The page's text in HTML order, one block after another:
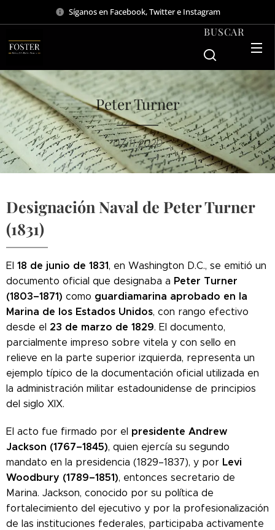
Síganos en Facebook, Twitter e Instagram
BUSCAR
Peter Turner
07.11.2020
Designación Naval de Peter Turner
(1831)
El 18 de junio de 1831, en Washington D.C., se emitió un
documento oficial que designaba a Peter Turner
(1803–1871) como guardiamarina aprobado en la
Marina de los Estados Unidos, con rango efectivo
desde el 23 de marzo de 1829. El documento,
parcialmente impreso sobre vitela y con sello en
relieve en la parte superior izquierda, representa un
ejemplo típico de la documentación oficial utilizada en
la administración militar estadounidense de principios
del siglo XIX.
El acto fue firmado por el presidente Andrew
Jackson (1767–1845), quien ejercía su segundo
mandato en la presidencia (1829–1837), y por Levi
Woodbury (1789–1851), entonces secretario de
Marina. Jackson, conocido por su política de
fortalecimiento del ejecutivo y por la profesionalización
de las instituciones federales, participaba activamente